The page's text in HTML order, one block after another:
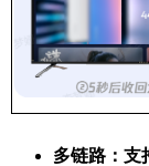
多链路：支